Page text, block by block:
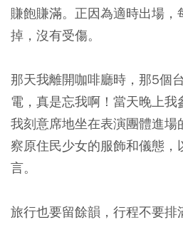
賺飽賺滿。正因為適時出場，
掉，沒有受傷。
那天我離開咖啡廳時，那5個
電，真是忘我啊！當天晚上我
我刻意席地坐在表演團體進
察原住民少女的服飾和儀態
言。
旅行也要留餘韻，行程不要排